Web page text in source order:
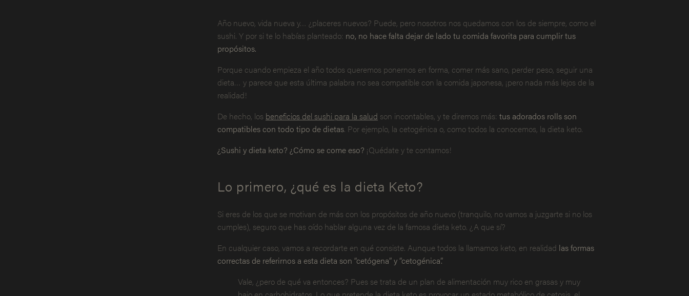
Año nuevo, vida nueva y… ¿placeres nuevos? Puede, pero nosotros nos quedamos con los de siempre, como el
sushi. Y por si te lo habías planteado: no, no hace falta dejar de lado tu comida favorita para cumplir tus
propósitos.
Porque cuando empieza el año todos queremos ponernos en forma, comer más sano, perder peso, seguir una
dieta… y parece que esta última palabra no sea compatible con la comida japonesa, ¡pero nada más lejos de la
realidad!
De hecho, los beneficios del sushi para la salud son incontables, y te diremos más: tus adorados rolls son
compatibles con todo tipo de dietas. Por ejemplo, la cetogénica o, como todos la conocemos, la dieta keto.
¿Sushi y dieta keto? ¿Cómo se come eso? ¡Quédate y te contamos!
Lo primero, ¿qué es la dieta Keto?
Si eres de los que se motivan de más con los propósitos de año nuevo (tranquilo, no vamos a juzgarte si no los
cumples), seguro que has oído hablar alguna vez de la famosa dieta keto. ¿A que sí?
En cualquier caso, vamos a recordarte en qué consiste. Aunque todos la llamamos keto, en realidad las formas
correctas de referirnos a esta dieta son “cetógena” y “cetogénica”.
Vale, ¿pero de qué va entonces? Pues se trata de un plan de alimentación muy rico en grasas y muy